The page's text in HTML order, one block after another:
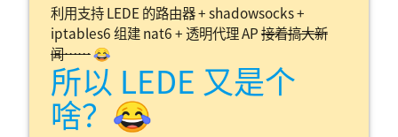
利用支持 LEDE 的路由器 + shadowsocks +
iptables6 组建 nat6 + 透明代理 AP接着搞大新
闻……😂
所以 LEDE 又是个
啥？😂